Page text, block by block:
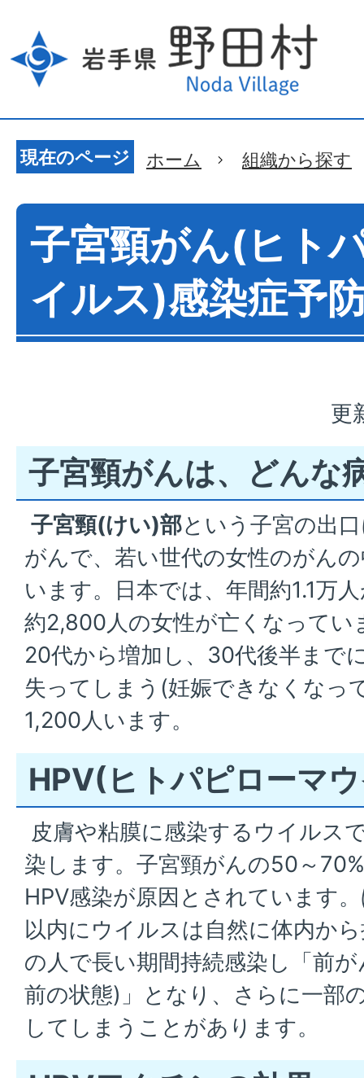
現在のページ ホーム 組織から探す
子宮頸がん(ヒト
イルス)感染症予
更
子宮頸がんは、どんな
子宮頸(けい)部という子宮の出
がんで、若い世代の女性のがん
います。日本では、年間約1.1万
約2,800人の女性が亡くなってい
20代から増加し、30代後半まで
失ってしまう(妊娠できなくなっ
1,200人います。
HPV(ヒトパピローマ
皮膚や粘膜に感染するウイルス
染します。子宮頸がんの50～
HPV感染が原因とされています
以内にウイルスは自然に体内か
の人で長い期間持続感染し「前
前の状態)」となり、さらに一部
してしまうことがあります。